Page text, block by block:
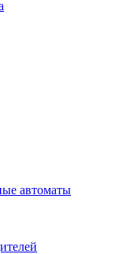
автоматы